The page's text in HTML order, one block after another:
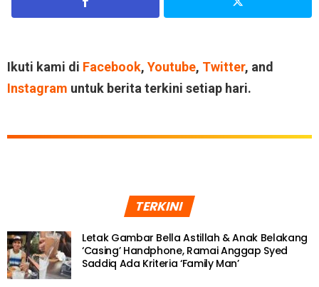
Ikuti kami di Facebook, Youtube, Twitter, and
Instagram untuk berita terkini setiap hari.
TERKINI
Letak Gambar Bella Astillah & Anak Belakang
‘Casing’ Handphone, Ramai Anggap Syed
Saddiq Ada Kriteria ‘Family Man’